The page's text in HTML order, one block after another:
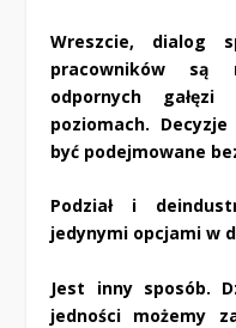
Wreszcie, dialog
pracowników są
odpornych gałęzi
poziomach.
być podejmowane
Podział i
jedynymi opcjami w
Jest inny sposób.
jedności możemy